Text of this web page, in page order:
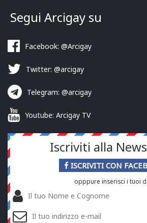
Segui Arcigay su
Facebook: @Arcigay
Twitter: @arcigay
Telegram: @arcigay
Youtube: Arcigay TV
Iscriviti alla
ISCRIVITI CON
opppure inserisci i tuoi